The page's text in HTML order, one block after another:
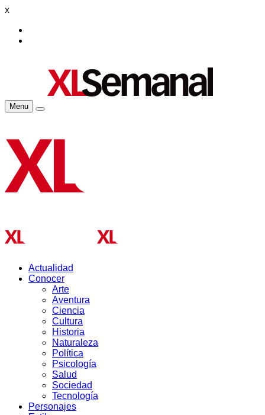
x
Menu
Actualidad
Conocer
Arte
Aventura
Ciencia
Cultura
Historia
Naturaleza
Política
Psicología
Salud
Sociedad
Tecnología
Personajes